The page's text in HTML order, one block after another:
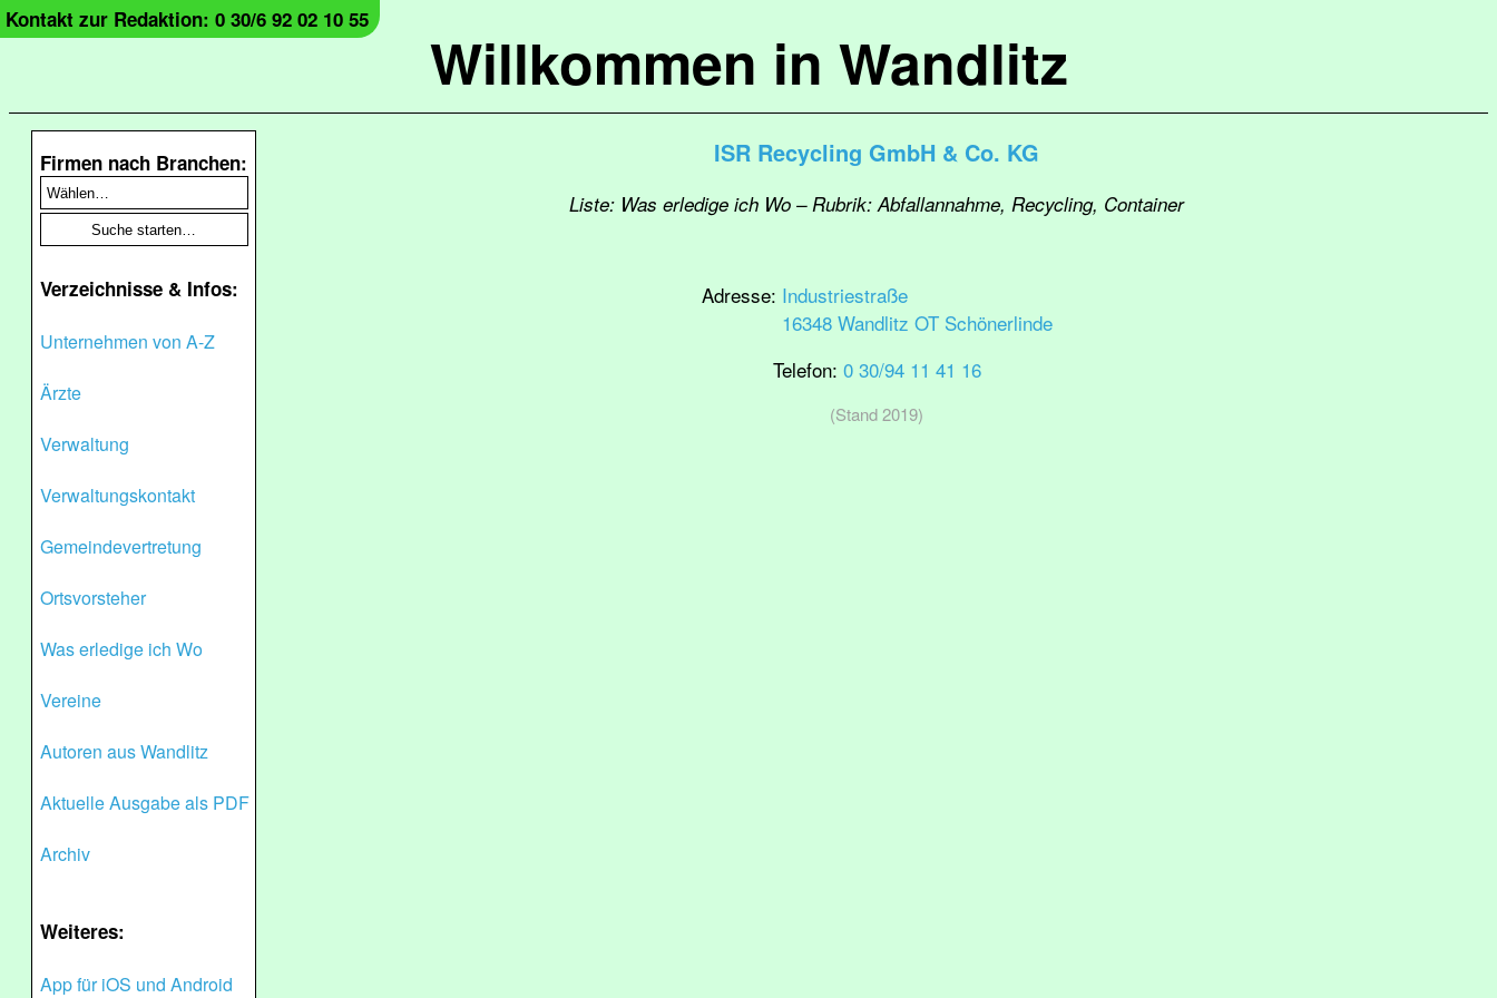
Willkommen in Wandlitz
Kontakt zur Redaktion: 0 30/6 92 02 10 55
Firmen nach Branchen:
Verzeichnisse & Infos:
Unternehmen von A-Z
Ärzte
Verwaltung
Verwaltungskontakt
Gemeindevertretung
Ortsvorsteher
Was erledige ich Wo
Vereine
Autoren aus Wandlitz
Aktuelle Ausgabe als PDF
Archiv
Weiteres:
App für iOS und Android
ISR Recycling GmbH & Co. KG
Liste: Was erledige ich Wo – Rubrik: Abfallannahme, Recycling, Container
Adresse: Industriestraße
16348 Wandlitz OT Schönerlinde
Telefon: 0 30/94 11 41 16
(Stand 2019)